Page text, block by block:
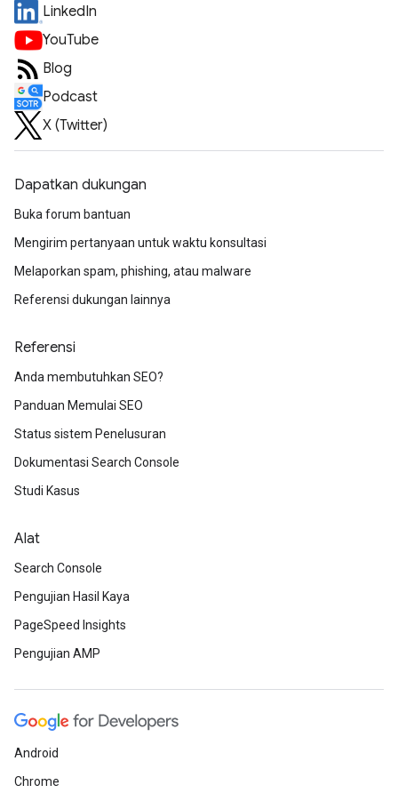
LinkedIn
YouTube
Blog
Podcast
X (Twitter)
Dapatkan dukungan
Buka forum bantuan
Mengirim pertanyaan untuk waktu konsultasi
Melaporkan spam, phishing, atau malware
Referensi dukungan lainnya
Referensi
Anda membutuhkan SEO?
Panduan Memulai SEO
Status sistem Penelusuran
Dokumentasi Search Console
Studi Kasus
Alat
Search Console
Pengujian Hasil Kaya
PageSpeed Insights
Pengujian AMP
Android
Chrome